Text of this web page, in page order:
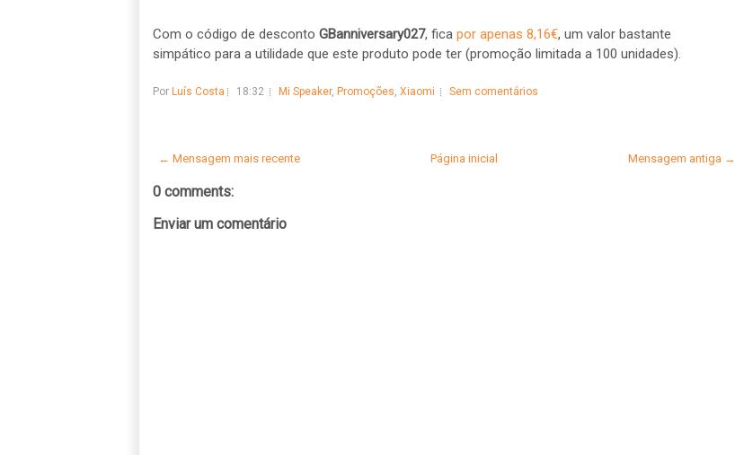
Com o código de desconto GBanniversary027, fica por apenas 8,16€, um valor bastante
simpático para a utilidade que este produto pode ter (promoção limitada a 100 unidades).
Por Luís Costa 18:32 Mi Speaker, Promoções, Xiaomi Sem comentários
← Mensagem mais recente Mensagem antiga →
Página inicial
0 comments:
Enviar um comentário